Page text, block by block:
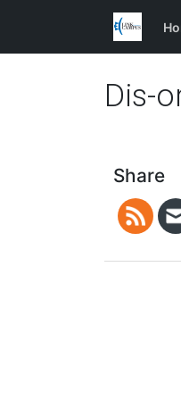
Dis-
Share